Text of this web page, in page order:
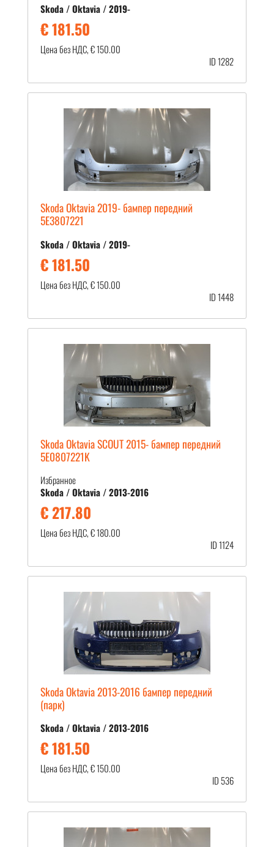
Skoda / Oktavia / 2019-
€ 181.50
Цена без НДС, € 150.00
ID 1282
Skoda Oktavia 2019- бампер передний
5E3807221
Skoda / Oktavia / 2019-
€ 181.50
Цена без НДС, € 150.00
ID 1448
Skoda Oktavia SCOUT 2015- бампер передний
5E0807221K
Избранное
Skoda / Oktavia / 2013-2016
€ 217.80
Цена без НДС, € 180.00
ID 1124
Skoda Oktavia 2013-2016 бампер передний
(парк)
Skoda / Oktavia / 2013-2016
€ 181.50
Цена без НДС, € 150.00
ID 536